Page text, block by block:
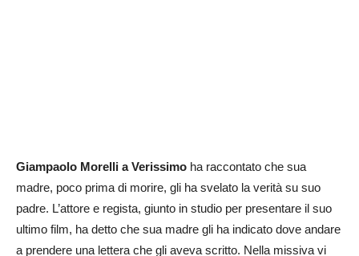
Giampaolo Morelli a Verissimo ha raccontato che sua
madre, poco prima di morire, gli ha svelato la verità su suo
padre. L’attore e regista, giunto in studio per presentare il suo
ultimo film, ha detto che sua madre gli ha indicato dove andare
a prendere una lettera che gli aveva scritto. Nella missiva vi